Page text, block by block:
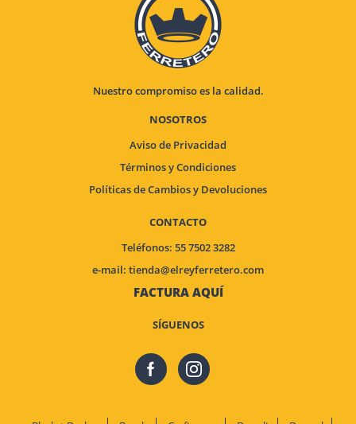
Nuestro compromiso es la calidad.
NOSOTROS
Aviso de Privacidad
Términos y Condiciones
Políticas de Cambios y Devoluciones
CONTACTO
Teléfonos: 55 7502 3282
e-mail: tienda@elreyferretero.com
FACTURA AQUÍ
SÍGUENOS